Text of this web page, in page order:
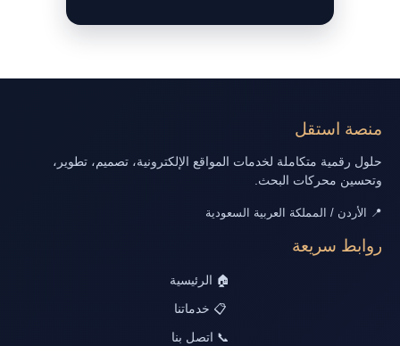
منصة استقل
حلول رقمية متكاملة لخدمات المواقع الإلكترونية، تصميم، تطوير،
وتحسين محركات البحث.
📍 الأردن / المملكة العربية السعودية
روابط سريعة
🏠 الرئيسية
📋 خدماتنا
📞 اتصل بنا